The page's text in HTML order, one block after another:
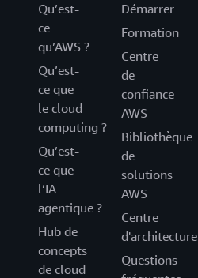
Qu’est-
ce
qu’AWS ?
Qu’est-
ce que
le cloud
computing ?
Qu’est-
ce que
l’IA
agentique ?
Hub de
concepts
de cloud
Démarrer
Formation
Centre
de
confiance
AWS
Bibliothèque
de
solutions
AWS
Centre
d'architecture
Questions